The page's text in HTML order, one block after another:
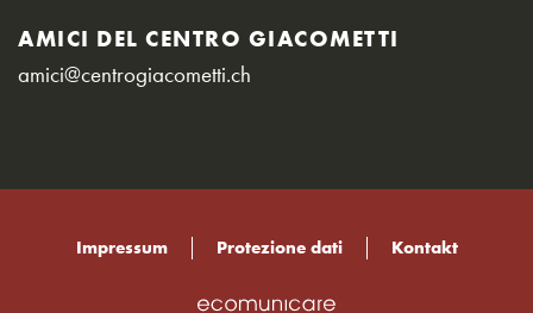
AMICI DEL CENTRO GIACOMETTI
amici@centrogiacometti.ch
Impressum Protezione dati Kontakt